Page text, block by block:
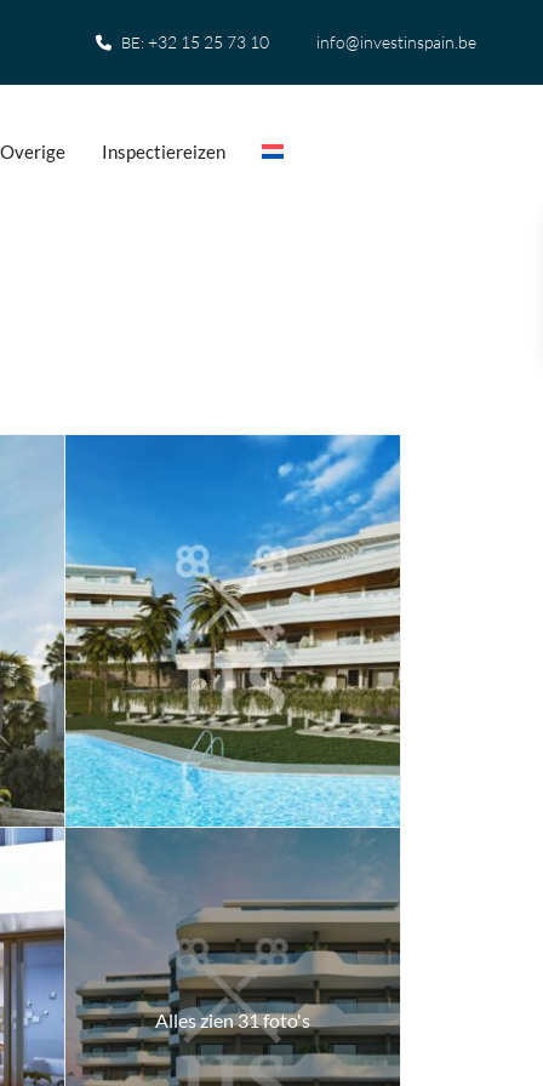
BE:+32 15 25 73 10 info@investinspain.be
Overige Inspectiereizen
Alles zien 31 foto's